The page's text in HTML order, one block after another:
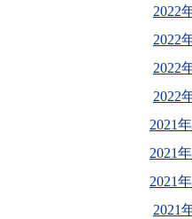
2022
2022
2022
2022
2021
2021
2021
2021